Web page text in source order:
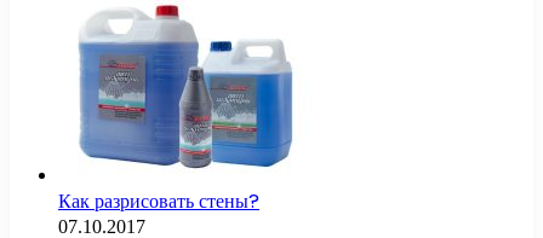
Как разрисовать стены?
07.10.2017